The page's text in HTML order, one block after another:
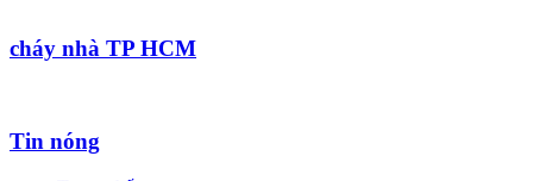
cháy nhà TP HCM
Tin nóng